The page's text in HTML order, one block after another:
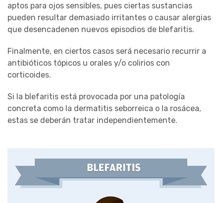
aptos para ojos sensibles, pues ciertas sustancias
pueden resultar demasiado irritantes o causar alergias
que desencadenen nuevos episodios de blefaritis.
Finalmente, en ciertos casos será necesario recurrir a
antibióticos tópicos u orales y/o colirios con
corticoides.
Si la blefaritis está provocada por una patología
concreta como la dermatitis seborreica o la rosácea,
estas se deberán tratar independientemente.